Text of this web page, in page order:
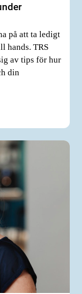
på att ta ledigt
hands. TRS
av tips för hur
din